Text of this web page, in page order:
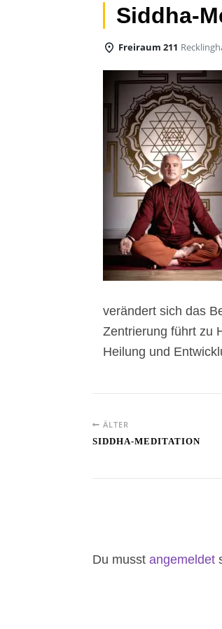
Siddha-
Freiraum 211
verändert sich das
Zentrierung führt zu
Heilung und
ÄLTER
SIDDHA-MEDITATION
Du musst angemeldet